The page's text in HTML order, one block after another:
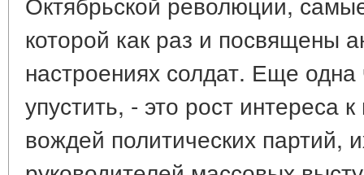
которой как раз и посвящены
настроениях солдат. Еще
упустить, - это рост интереса
вождей политических партий,